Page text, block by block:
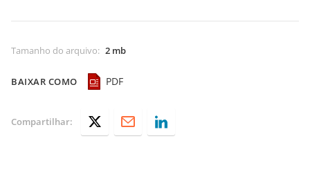
Tamanho do arquivo: 2 mb
BAIXAR COMO PDF
Compartilhar: